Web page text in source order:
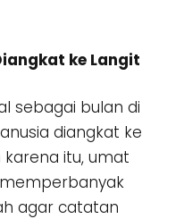
ke Langit
sebagai bulan di
diangkat ke
karena itu, umat
agar catatan